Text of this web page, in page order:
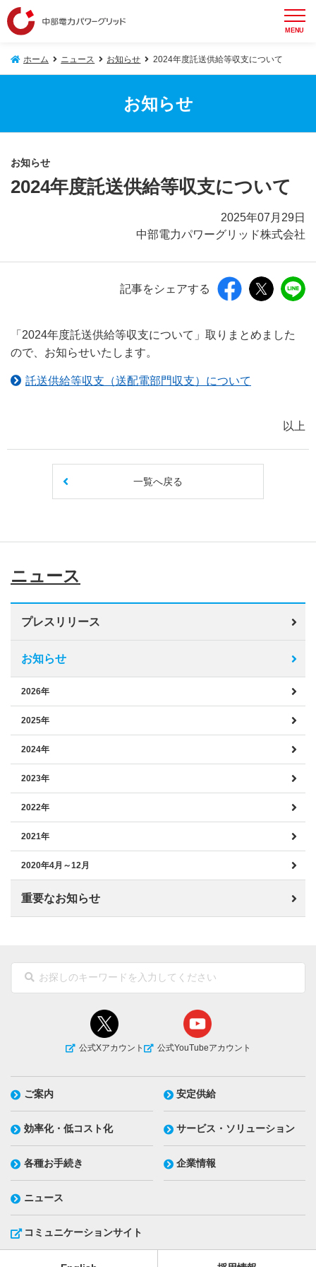
MENU
ホーム ニュース お知らせ 2024年度託送供給等収支について
お知らせ
お知らせ
2024年度託送供給等収支について
2025年07月29日
中部電力パワーグリッド株式会社
記事をシェアする
「2024年度託送供給等収支について」取りまとめました
ので、お知らせいたします。
託送供給等収支（送配電部門収支）について
以上
一覧へ戻る
ニュース
プレスリリース
お知らせ
2026年
2025年
2024年
2023年
2022年
2021年
2020年4月～12月
重要なお知らせ
公式Xアカウント 公式YouTubeアカウント
ご案内 安定供給
効率化・低コスト化 サービス・ソリューション
各種お手続き 企業情報
ニュース
コミュニケーションサイト